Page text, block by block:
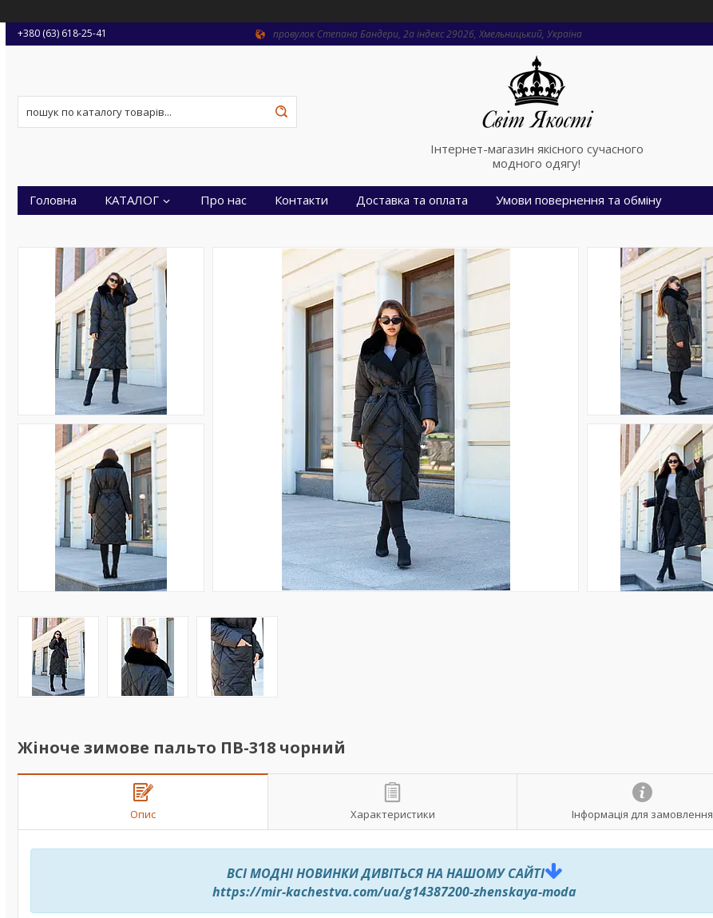
+380 (63) 618-25-41
провулок Степана Бандери, 2a індекс 29026, Хмельницький, Україна
Інтернет-магазин якісного сучасного
модного одягу!
Головна КАТАЛОГ Про нас Контакти Доставка та оплата Умови повернення та обміну
Жіноче зимове пальто ПВ-318 чорний
Опис Характеристики Інформація для замовлення
ВСІ МОДНІ НОВИНКИ ДИВІТЬСЯ НА НАШОМУ САЙТІ
https://mir-kachestva.com/ua/g14387200-zhenskaya-moda